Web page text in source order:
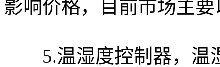
影响价格，目前市场主
5.温湿度控制器，温